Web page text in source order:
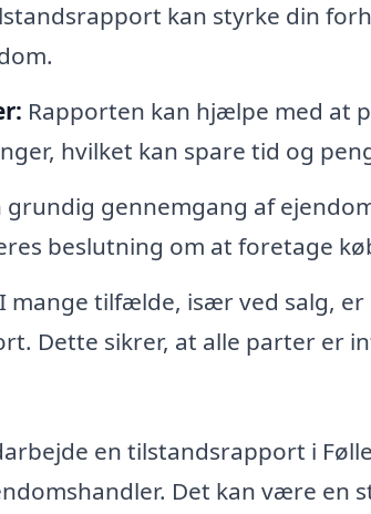
kan styrke din
Rapporten kan hjælpe med at
hvilket kan spare tid og
grundig gennemgang af
beslutning om at foretage
I mange tilfælde, især ved salg,
Dette sikrer, at alle parter er
en tilstandsrapport i
Det kan være en